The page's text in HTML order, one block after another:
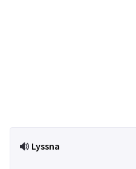
Lyssna